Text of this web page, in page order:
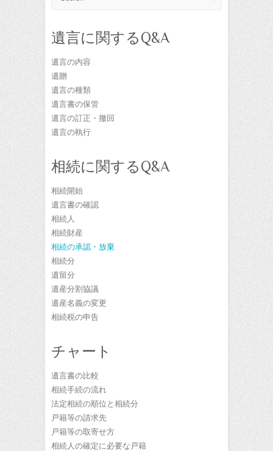
遺言に関するQ&A
遺言の内容
遺贈
遺言の種類
遺言書の保管
遺言の訂正・撤回
遺言の執行
相続に関するQ&A
相続開始
遺言書の確認
相続人
相続財産
相続の承認・放棄
相続分
遺留分
遺産分割協議
遺産名義の変更
相続税の申告
チャート
遺言書の比較
相続手続の流れ
法定相続の順位と相続分
戸籍等の請求先
戸籍等の取寄せ方
相続人の確定に必要な戸籍